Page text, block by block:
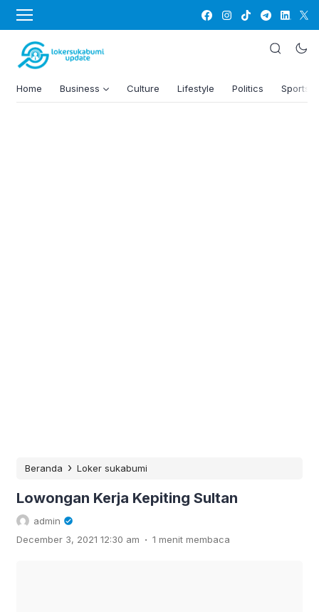
Home Business Culture Lifestyle Politics Sports
Beranda › Loker sukabumi
Lowongan Kerja Kepiting Sultan
admin
December 3, 2021 12:30 am . 1 menit membaca